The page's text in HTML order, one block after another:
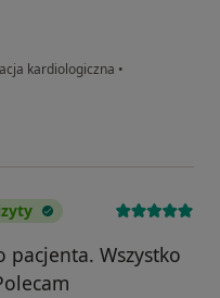
kardiologiczna •
Wszystko